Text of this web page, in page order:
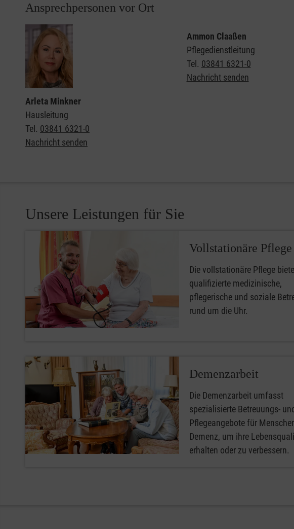
Ansprechpersonen vor Ort
Arleta Minkner
Hausleitung
Tel. 03841 6321-0
Nachricht senden
Ammon Claaßen
Pflegedienstleitung
Tel. 03841 6321-0
Nachricht senden
Unsere Leistungen für Sie
Vollstationäre Pflege
Die vollstationäre Pflege
qualifizierte medizinische,
pflegerische und soziale
rund um die Uhr.
Demenzarbeit
Die Demenzarbeit umfasst
spezialisierte Betreuungs-
Pflegeangebote für
Demenz, um ihre
erhalten oder zu verbessern.